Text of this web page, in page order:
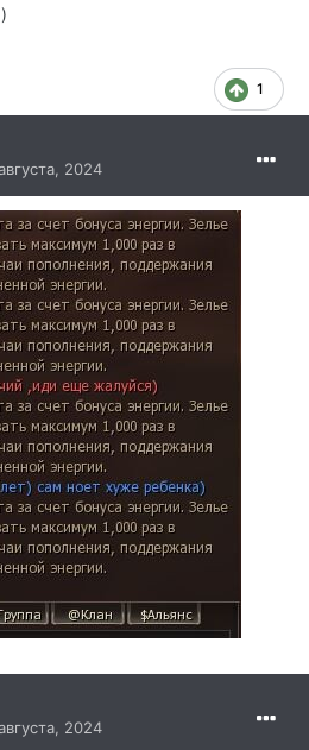
1
2024
2024